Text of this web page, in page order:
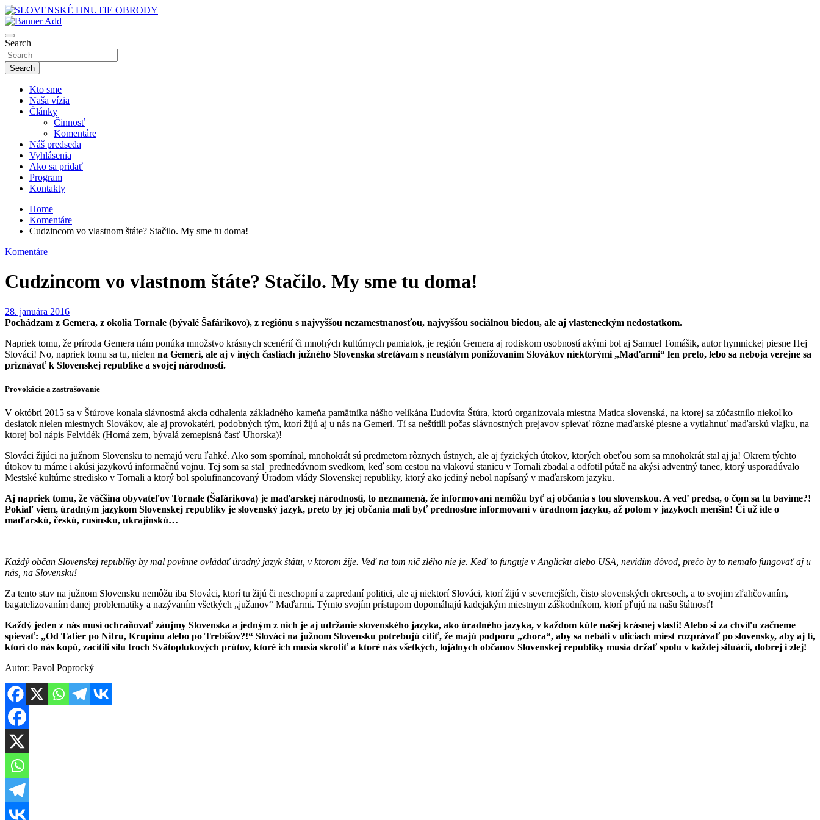
Skip
to
content
SLOVENSKÉ HNUTIE OBRODY
Search
Search
Kto sme
Naša vízia
Články
Činnosť
Komentáre
Náš predseda
Vyhlásenia
Ako sa pridať
Program
Kontakty
Home
Komentáre
Cudzincom vo vlastnom štáte? Stačilo. My sme tu doma!
Komentáre
Cudzincom vo vlastnom štáte? Stačilo. My sme tu doma!
28. januára 2016
Pochádzam z Gemera, z okolia Tornale (bývalé Šafárikovo), z regiónu s najvyššou nezamestnanosťou, najvyššou sociálnou biedou, ale aj vlasteneckým nedostatkom.
Napriek tomu, že príroda Gemera nám ponúka množstvo krásnych scenérií či mnohých kultúrnych pamiatok, je región Gemera aj rodiskom osobností akými bol aj Samuel Tomášik, autor hymnickej piesne Hej
Slováci! No, napriek tomu sa tu, nielen na Gemeri, ale aj v iných častiach južného Slovenska stretávam s neustálym ponižovaním Slovákov niektorými „Maďarmi“ len preto, lebo sa neboja verejne sa
priznávať k Slovenskej republike a svojej národnosti.
Provokácie a zastrašovanie
V októbri 2015 sa v Štúrove konala slávnostná akcia odhalenia základného kameňa pamätníka nášho velikána Ľudovíta Štúra, ktorú organizovala miestna Matica slovenská, na ktorej sa zúčastnilo niekoľko
desiatok nielen miestnych Slovákov, ale aj provokatéri, podobných tým, ktorí žijú aj u nás na Gemeri. Tí sa neštítili počas slávnostných prejavov spievať rôzne maďarské piesne a vytiahnuť maďarskú vlajku, na
ktorej bol nápis Felvidék (Horná zem, bývalá zemepisná časť Uhorska)!
Slováci žijúci na južnom Slovensku to nemajú veru ľahké. Ako som spomínal, mnohokrát sú predmetom rôznych ústnych, ale aj fyzických útokov, ktorých obeťou som sa mnohokrát stal aj ja! Okrem týchto
útokov tu máme i akúsi jazykovú informačnú vojnu. Tej som sa stal prednedávnom svedkom, keď som cestou na vlakovú stanicu v Tornali zbadal a odfotil pútač na akýsi adventný tanec, ktorý usporadúvalo
Mestské kultúrne stredisko v Tornali a ktorý bol spolufinancovaný Úradom vlády Slovenskej republiky, ktorý ako jediný nebol napísaný v maďarskom jazyku.
Aj napriek tomu, že väčšina obyvateľov Tornale (Šafárikova) je maďarskej národnosti, to neznamená, že informovaní nemôžu byť aj občania s tou slovenskou. A veď predsa, o čom sa tu bavíme?!
Pokiaľ viem, úradným jazykom Slovenskej republiky je slovenský jazyk, preto by jej občania mali byť prednostne informovaní v úradnom jazyku, až potom v jazykoch menšín! Či už ide o
maďarskú, českú, rusínsku, ukrajinskú…
Každý občan Slovenskej republiky by mal povinne ovládať úradný jazyk štátu, v ktorom žije. Veď na tom nič zlého nie je. Keď to funguje v Anglicku alebo USA, nevidím dôvod, prečo by to nemalo fungovať aj u
nás, na Slovensku!
Za tento stav na južnom Slovensku nemôžu iba Slováci, ktorí tu žijú či neschopní a zapredaní politici, ale aj niektorí Slováci, ktorí žijú v severnejších, čisto slovenských okresoch, a to svojim zľahčovaním,
bagatelizovaním danej problematiky a nazývaním všetkých „južanov“ Maďarmi. Týmto svojím prístupom dopomáhajú kadejakým miestnym záškodníkom, ktorí pľujú na našu štátnosť!
Každý jeden z nás musí ochraňovať záujmy Slovenska a jedným z nich je aj udržanie slovenského jazyka, ako úradného jazyka, v každom kúte našej krásnej vlasti! Alebo si za chvíľu začneme
spievať: „Od Tatier po Nitru, Krupinu alebo po Trebišov?!“ Slováci na južnom Slovensku potrebujú cítiť, že majú podporu „zhora“, aby sa nebáli v uliciach miest rozprávať po slovensky, aby aj tí,
ktorí do nás kopú, zacítili silu troch Svätoplukových prútov, ktoré ich musia skrotiť a ktoré nás všetkých, lojálnych občanov Slovenskej republiky musia držať spolu v každej situácii, dobrej i zlej!
Autor: Pavol Poprocký